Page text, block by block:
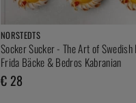
NORSTEDTS
Socker Sucker - The Art of Swedish
Frida Bäcke & Bedros Kabranian
€ 28